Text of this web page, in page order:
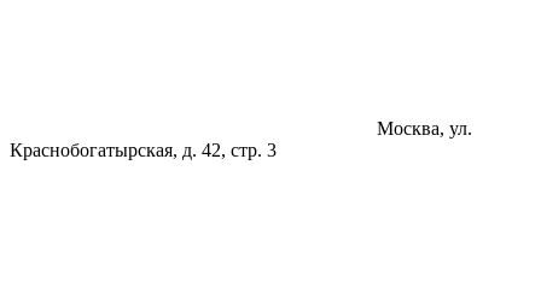
Москва, ул.
Краснобогатырская, д. 42, стр. 3